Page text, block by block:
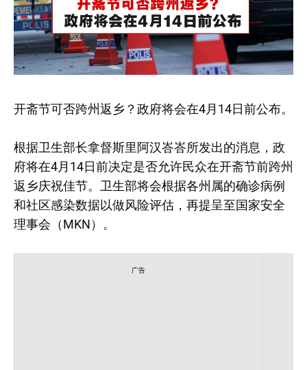
开斋节可否跨州返乡？政府将会在4月14日前公布。
根据卫生部长拿督斯里阿汉峇峇所发出的消息，政
府将在4月14日前决定是否允许民众在开斋节前跨州
返乡庆祝佳节。卫生部将会根据各州属的确诊病例
和社区感染数据以做风险评估，再提呈至国家安全
理事会（MKN）。
广告